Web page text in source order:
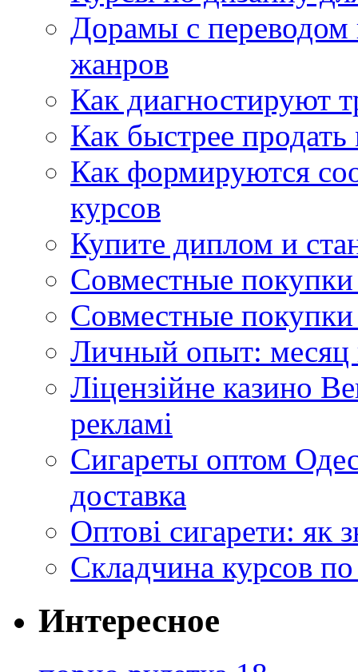
Дорамы с переводом
жанров
Как диагностируют
Как быстрее
Как формируются
курсов
Купите диплом и
Совместные
Совместные покупки
Личный опыт: месяц
Ліцензійне казино
рекламі
Сигареты оптом
доставка
Оптові сигарети: як
Складчина курсов
Интересное